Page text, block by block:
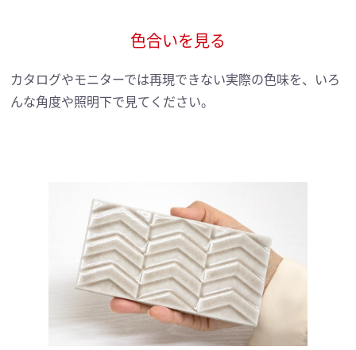
色合いを見る
カタログやモニターでは再現できない実際の色味を、いろ
んな角度や照明下で見てください。